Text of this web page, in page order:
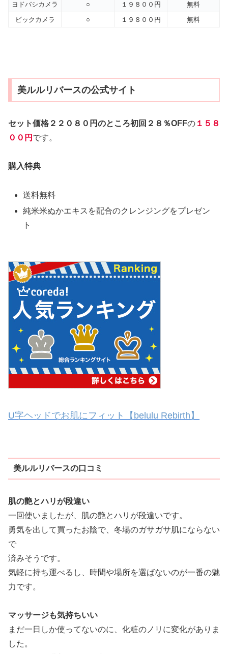
ヨドバシカメラ
○ １９８００円
無料
ビックカメラ
○ １９８００円 無料
美ルルリバースの公式サイト
セット価格２２０８０円のところ初回２８％OFFの １５８
００円 です。
購入特典
送料無料
純米米ぬかエキスを配合のクレンジングをプレゼン
ト
U字ヘッドでお肌にフィット【belulu Rebirth】
美ルルリバースの口コミ
肌の艶とハリが段違い
一回使いましたが、肌の艶とハリが段違いです。
勇気を出して買ったお陰で、冬場のガサガサ肌にならない
で
済みそうです。
気軽に持ち運べるし、時間や場所を選ばないのが一番の魅
力です。
マッサージも気持ちいい
まだ一日しか使ってないのに、化粧のノリに変化がありま
した。